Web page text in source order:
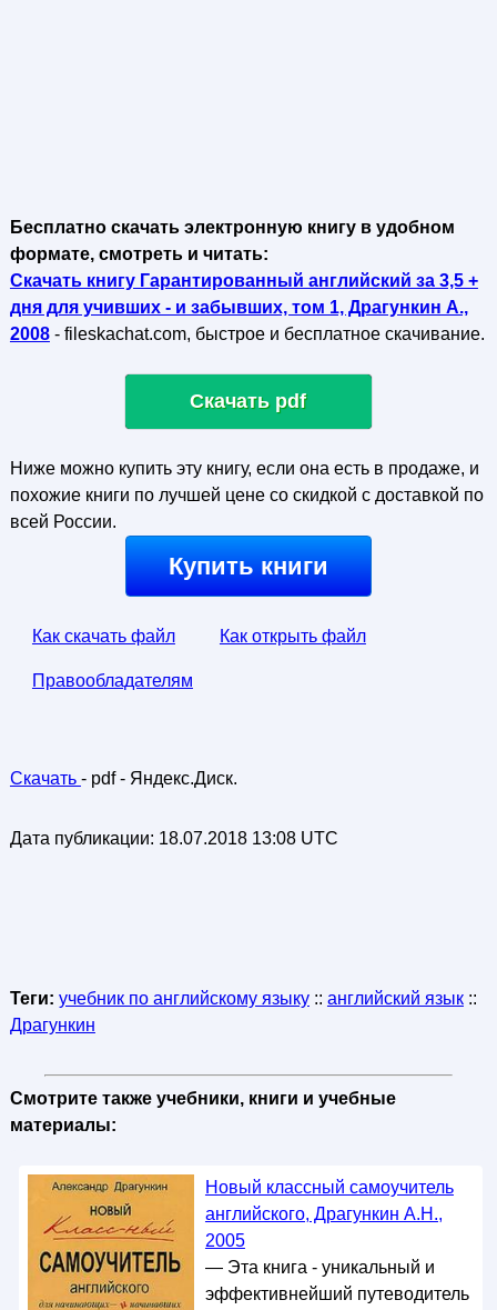
Бесплатно скачать электронную книгу в удобном
формате, смотреть и читать:
Скачать книгу Гарантированный английский за 3,5 +
дня для учивших - и забывших, том 1, Драгункин А.,
2008- fileskachat.com, быстрое и бесплатное скачивание.
Скачать pdf
Ниже можно купить эту книгу, если она есть в продаже, и
похожие книги по лучшей цене со скидкой с доставкой по
всей России.
Купить книги
Как скачать файл Как открыть файл
Правообладателям
Скачать - pdf - Яндекс.Диск.
Дата публикации: 18.07.2018 13:08 UTC
Теги: учебник по английскому языку:: английский язык::
Драгункин
Смотрите также учебники, книги и учебные
материалы:
Новый классный самоучитель
английского, Драгункин А.Н.,
2005
— Эта книга - уникальный и
эффективнейший путеводитель